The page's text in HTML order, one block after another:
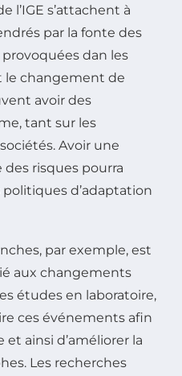
l’IGE s’attachent à
par la fonte des
dan les
le changement de
avoir des
tant sur les
Avoir une
risques pourra
d’adaptation
par exemple, est
aux changements
études en laboratoire,
ces événements afin
ainsi d’améliorer la
Les recherches